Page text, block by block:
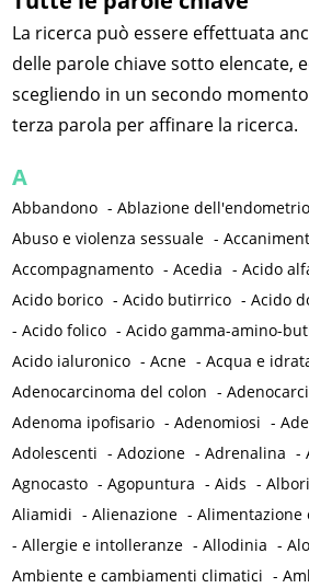
La ricerca può essere effettuata
delle parole chiave sotto elencate,
scegliendo in un secondo
terza parola per affinare la ricerca.
A
Abbandono -Ablazione dell'endometrio
Abuso e violenza sessuale -
Accompagnamento -Acedia -Acido
Acido borico -Acido butirrico -Acido
-Acido folico -Acido gamma-amino-
Acido ialuronico -Acne -Acqua e
Adenocarcinoma del colon -
Adenoma ipofisario -Adenomiosi -
Adolescenti -Adozione -Adrenalina -
Agnocasto -Agopuntura -Aids -
Aliamidi -Alienazione -Alimentazione
-Allergie e intolleranze -Allodinia -
Ambiente e cambiamenti climatici -